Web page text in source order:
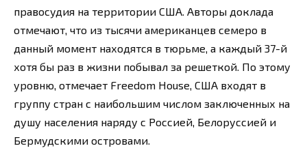
правосудия на территории США. Авторы доклада
отмечают, что из тысячи американцев семеро в
данный момент находятся в тюрьме, а каждый 37-й
хотя бы раз в жизни побывал за решеткой. По этому
уровню, отмечает Freedom House, США входят в
группу стран с наибольшим числом заключенных на
душу населения наряду с Россией, Белоруссией и
Бермудскими островами.